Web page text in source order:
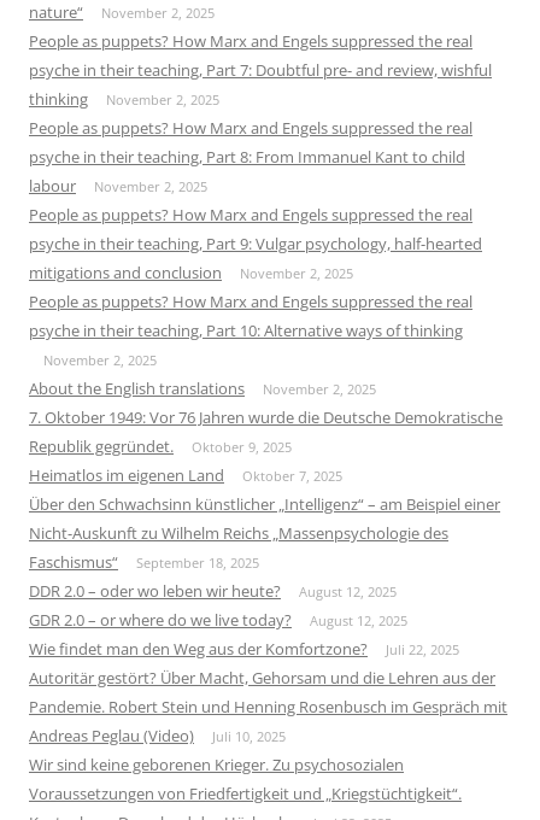
nature“
November 2, 2025
People as puppets? How Marx and Engels suppressed the real
psyche in their teaching, Part 7: Doubtful pre- and review, wishful
thinking
November 2, 2025
People as puppets? How Marx and Engels suppressed the real
psyche in their teaching, Part 8: From Immanuel Kant to child
labour
November 2, 2025
People as puppets? How Marx and Engels suppressed the real
psyche in their teaching, Part 9: Vulgar psychology, half-hearted
mitigations and conclusion
November 2, 2025
People as puppets? How Marx and Engels suppressed the real
psyche in their teaching, Part 10: Alternative ways of thinking
November 2, 2025
About the English translations November 2, 2025
7. Oktober 1949: Vor 76 Jahren wurde die Deutsche Demokratische
Republik gegründet.
Oktober 9, 2025
Heimatlos im eigenen Land Oktober 7, 2025
Über den Schwachsinn künstlicher „Intelligenz“ – am Beispiel einer
Nicht-Auskunft zu Wilhelm Reichs „Massenpsychologie des
Faschismus“
September 18, 2025
DDR 2.0 – oder wo leben wir heute? August 12, 2025
GDR 2.0 – or where do we live today? August 12, 2025
Wie findet man den Weg aus der Komfortzone? Juli 22, 2025
Autoritär gestört? Über Macht, Gehorsam und die Lehren aus der
Pandemie. Robert Stein und Henning Rosenbusch im Gespräch mit
Andreas Peglau (Video)
Juli 10, 2025
Wir sind keine geborenen Krieger. Zu psychosozialen
Voraussetzungen von Friedfertigkeit und „Kriegstüchtigkeit“.